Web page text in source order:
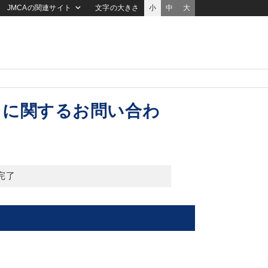
JMCAの関連サイト 文字の大きさ 小 中 大
関するお問い合わ
了